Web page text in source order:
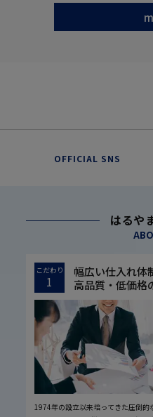
OFFICIAL SNS
はるや
こだわり
1
幅広い仕入れ体
高品質・低価格
1974年の設立以来培ってきた圧倒